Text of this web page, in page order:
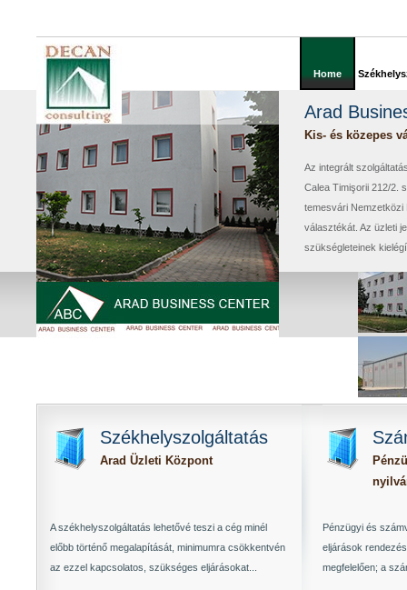
Home
Arad
Kis- és közepes
Az integrált
Calea Timişorii 212/2.
temesvári Nemzetközi
választékát. Az üzleti
szükségleteinek
Székhelyszolgáltatás
Arad Üzleti Központ
A székhelyszolgáltatás lehetővé teszi a cég minél
előbb történő megalapítását, minimumra csökkentvén
az ezzel kapcsolatos, szükséges eljárásokat...
Pénzügyi és
eljárások
megfelelően; a